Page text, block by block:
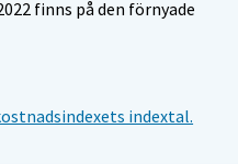
finns på den förnyade
indextal.